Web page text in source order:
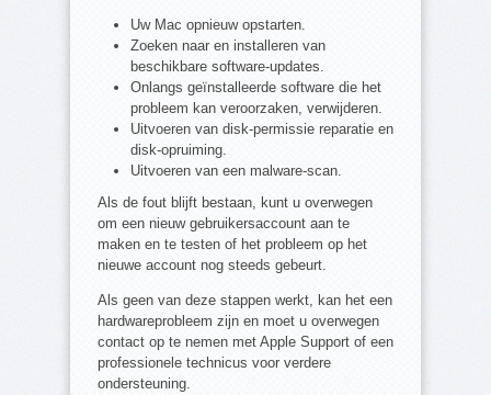
Uw Mac opnieuw opstarten.
Zoeken naar en installeren van
beschikbare software-updates.
Onlangs geïnstalleerde software die het
probleem kan veroorzaken, verwijderen.
Uitvoeren van disk-permissie reparatie en
disk-opruiming.
Uitvoeren van een malware-scan.
Als de fout blijft bestaan, kunt u overwegen
om een nieuw gebruikersaccount aan te
maken en te testen of het probleem op het
nieuwe account nog steeds gebeurt.
Als geen van deze stappen werkt, kan het een
hardwareprobleem zijn en moet u overwegen
contact op te nemen met Apple Support of een
professionele technicus voor verdere
ondersteuning.